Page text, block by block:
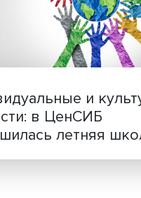
Иллюзия
решения